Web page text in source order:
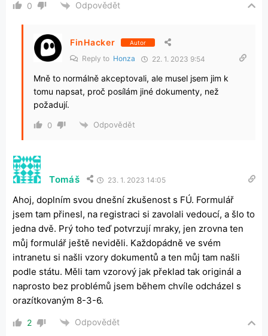
0 Odpovědět
FinHacker Autor
Reply to Honza 22. 1. 2023 9:54
Mně to normálně akceptovali, ale musel jsem jim k
tomu napsat, proč posílám jiné dokumenty, než
požadují.
0 Odpovědět
Tomáš 23. 1. 2023 14:05
Ahoj, doplním svou dnešní zkušenost s FÚ. Formulář
jsem tam přinesl, na registraci si zavolali vedoucí, a šlo to
jedna dvě. Prý toho teď potvrzují mraky, jen zrovna ten
můj formulář ještě neviděli. Každopádně ve svém
intranetu si našli vzory dokumentů a ten můj tam našli
podle státu. Měli tam vzorový jak překlad tak originál a
naprosto bez problémů jsem během chvíle odcházel s
orazítkovaným 8-3-6.
2 Odpovědět